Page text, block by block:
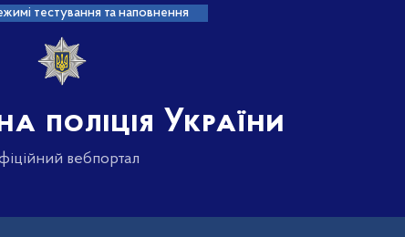
тестування та наповнення
поліція України
вебпортал